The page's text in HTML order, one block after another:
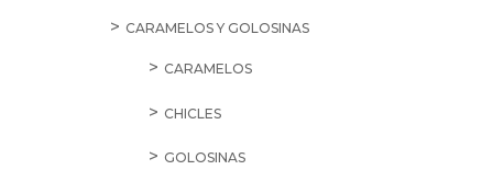
CARAMELOS Y GOLOSINAS
CARAMELOS
CHICLES
GOLOSINAS